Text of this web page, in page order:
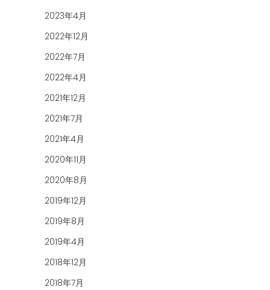
2023年4月
2022年12月
2022年7月
2022年4月
2021年12月
2021年7月
2021年4月
2020年11月
2020年8月
2019年12月
2019年8月
2019年4月
2018年12月
2018年7月